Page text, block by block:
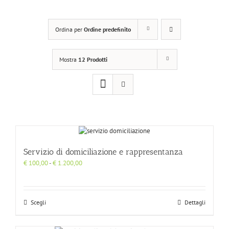
Ordina per Ordine predefinito
Mostra 12 Prodotti
Servizio di domiciliazione e rappresentanza
€ 100,00-€ 1.200,00Fascia
Scegli Dettagli